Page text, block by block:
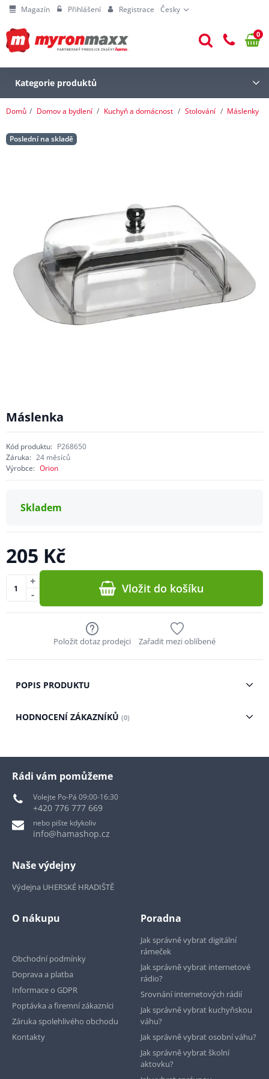
Magazín Přihlášení Registrace Česky
0
Kategorie produktů
Domů Domov a bydlení Kuchyň a domácnost Stolování Máslenky
Poslední na skladě
Máslenka
Kód produktu: P268650
Záruka: 24 měsíců
Výrobce: Orion
Skladem
205 Kč
-
+ Vložit do košíku
Položit dotaz prodejci Zařadit mezi oblíbené
POPIS PRODUKTU
HODNOCENÍ ZÁKAZNÍKŮ (0)
Rádi vám pomůžeme
Volejte Po-Pá 09:00-16:30
+420 776 777 669
nebo pište kdykoliv
info@hamashop.cz
Naše výdejny
Výdejna UHERSKÉ HRADIŠTĚ
O nákupu
Obchodní podmínky
Doprava a platba
Informace o GDPR
Poptávka a firemní zákazníci
Záruka spolehlivého obchodu
Kontakty
Poradna
Jak správně vybrat digitální
rámeček
Jak správně vybrat internetové
rádio?
Srovnání internetových rádií
Jak správně vybrat kuchyňskou
váhu?
Jak správně vybrat osobní váhu?
Jak správně vybrat školní
aktovku?